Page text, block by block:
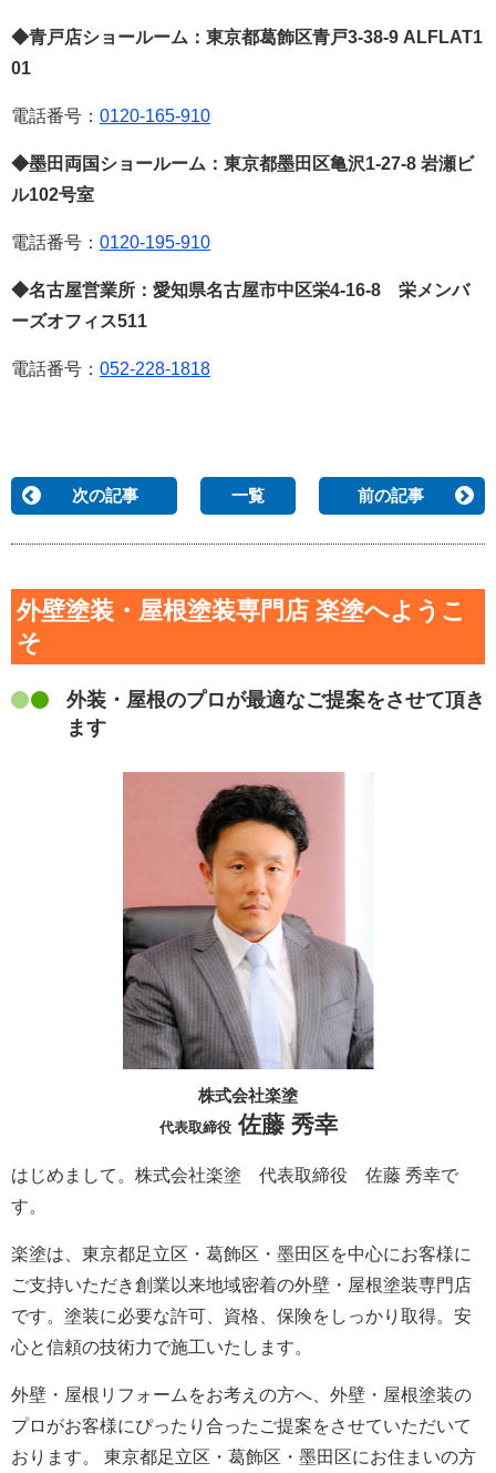
◆青戸店ショールーム：東京都葛飾区青戸3-38-9 ALFLAT1
01
電話番号： 0120-165-910
◆墨田両国ショールーム：東京都墨田区亀沢1-27-8 岩瀬ビ
ル102号室
電話番号： 0120-195-910
◆名古屋営業所：愛知県名古屋市中区栄4-16-8 栄メンバ
ーズオフィス511
電話番号： 052-228-1818
次の記事 一覧 前の記事
外壁塗装・屋根塗装専門店 楽塗へようこ
そ
外装・屋根のプロが最適なご提案をさせて頂き
ます
株式会社楽塗
代表取締役佐藤 秀幸
はじめまして。株式会社楽塗 代表取締役 佐藤 秀幸で
す。
楽塗は、東京都足立区・葛飾区・墨田区を中心にお客様に
ご支持いただき創業以来地域密着の外壁・屋根塗装専門店
です。塗装に必要な許可、資格、保険をしっかり取得。安
心と信頼の技術力で施工いたします。
外壁・屋根リフォームをお考えの方へ、外壁・屋根塗装の
プロがお客様にぴったり合ったご提案をさせていただいて
おります。 東京都足立区・葛飾区・墨田区にお住まいの方